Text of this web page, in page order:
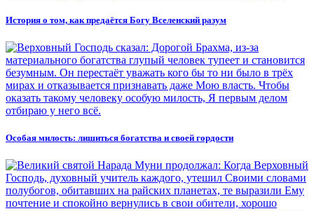
История о том, как предаётся Богу Вселенский разум
Особая милость: лишиться богатства и своей гордости